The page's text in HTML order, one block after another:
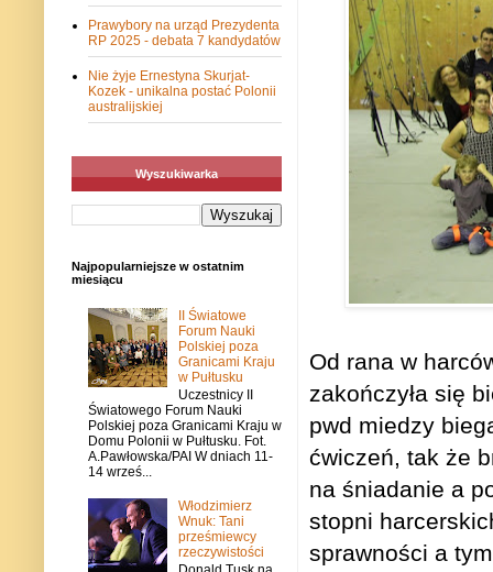
Od rana w
zakończyła się
pwd miedzy
ćwiczeń, tak że
na śniadanie a
stopni
sprawności a
Prawybory na urząd Prezydenta
RP 2025 - debata 7 kandydatów
Nie żyje Ernestyna Skurjat-
Kozek - unikalna postać Polonii
australijskiej
Wyszukiwarka
Najpopularniejsze w ostatnim
miesiącu
II Światowe
Forum Nauki
Polskiej poza
Granicami Kraju
w Pułtusku
Uczestnicy II
Światowego Forum Nauki
Polskiej poza Granicami Kraju w
Domu Polonii w Pułtusku. Fot.
A.Pawłowska/PAI W dniach 11-
14 wrześ...
Włodzimierz
Wnuk: Tani
prześmiewcy
rzeczywistości